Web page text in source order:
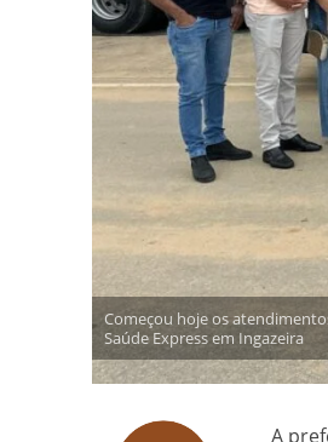
Começou hoje os
Saúde Express em Ingazeira
A